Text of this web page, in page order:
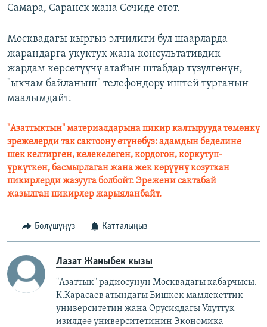
Самара, Саранск жана Сочиде өтөт.
Москвадагы кыргыз элчилиги бул шаарларда
жарандарга укуктук жана консультативдик
жардам көрсөтүүчү атайын штабдар түзүлгөнүн,
"ыкчам байланыш" телефондору иштей турганын
маалымдайт.
"Азаттыктын" материалдарына пикир калтырууда төмөнкү
эрежелерди так сактоону өтүнөбүз: адамдын беделине
шек келтирген, келекелеген, кордогон, коркутуп-
үркүткөн, басмырлаган жана жек көрүүнү козуткан
пикирлерди жазууга болбойт. Эрежени сактабай
жазылган пикирлер жарыяланбайт.
Бөлүшүңүз Катталыңыз
Лазат Жаныбек кызы
"Азаттык" радиосунун Москвадагы кабарчысы.
К.Карасаев атындагы Бишкек мамлекеттик
университетин жана Орусиядагы Улуттук
изилдөө университетинин Экономика